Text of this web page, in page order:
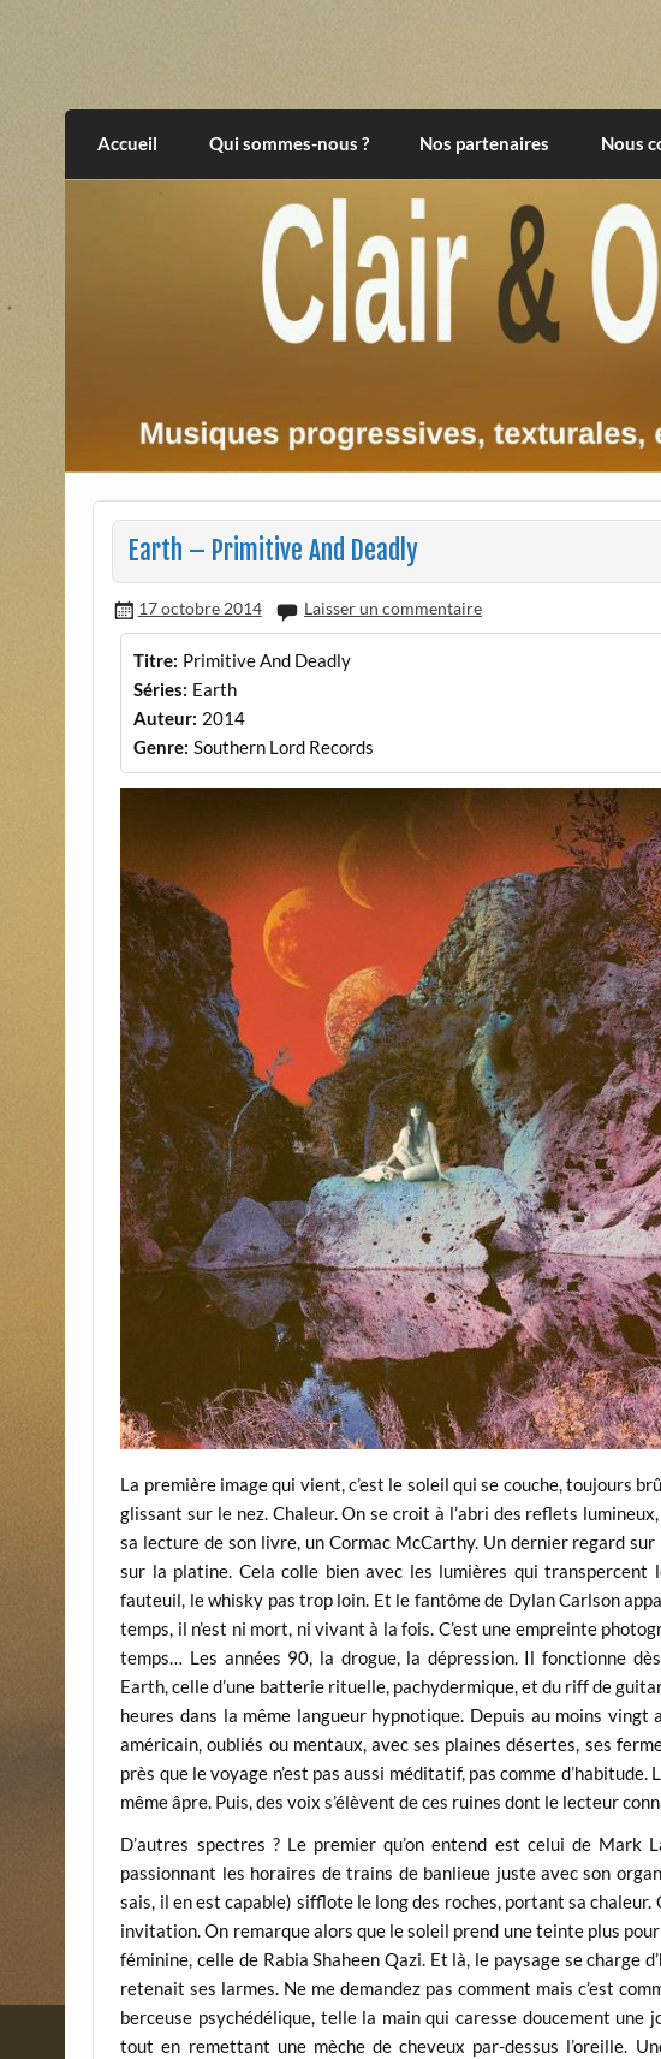
Clair et Obscur
Accueil Qui sommes-nous ? Nos partenaires Nous
Earth – Primitive And Deadly
17 octobre 2014 Laisser un commentaire
Titre: Primitive And Deadly
Séries: Earth
Auteur: 2014
Genre: Southern Lord Records
La première image qui vient, c’est le soleil qui se couche, toujours
glissant sur le nez. Chaleur. On se croit à l’abri des reflets
sa lecture de son livre, un Cormac McCarthy. Un dernier regard
sur la platine. Cela colle bien avec les lumières qui transpercent
fauteuil, le whisky pas trop loin. Et le fantôme de Dylan Carlson
temps, il n’est ni mort, ni vivant à la fois. C’est une empreinte
temps… Les années 90, la drogue, la dépression. Il fonctionne
Earth, celle d’une batterie rituelle, pachydermique, et du riff de
heures dans la même langueur hypnotique. Depuis au moins vingt
américain, oubliés ou mentaux, avec ses plaines désertes, ses
près que le voyage n’est pas aussi méditatif, pas comme
même âpre. Puis, des voix s’élèvent de ces ruines dont le lecteur
D’autres spectres ? Le premier qu’on entend est celui de Mark
passionnant les horaires de trains de banlieue juste avec son
sais, il en est capable) sifflote le long des roches, portant sa
invitation. On remarque alors que le soleil prend une teinte plus
féminine, celle de Rabia Shaheen Qazi. Et là, le paysage se charge
retenait ses larmes. Ne me demandez pas comment mais c’est
berceuse psychédélique, telle la main qui caresse doucement
tout en remettant une mèche de cheveux par-dessus l’oreille.